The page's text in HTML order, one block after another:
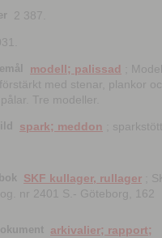
2 387.
modell; palissad
;
med stenar, plankor
Tre modeller.
spark; meddon ;
SKF kullager, rullager ;
nr 2401 S.- Göteborg, 162
arkivalier; rapport;